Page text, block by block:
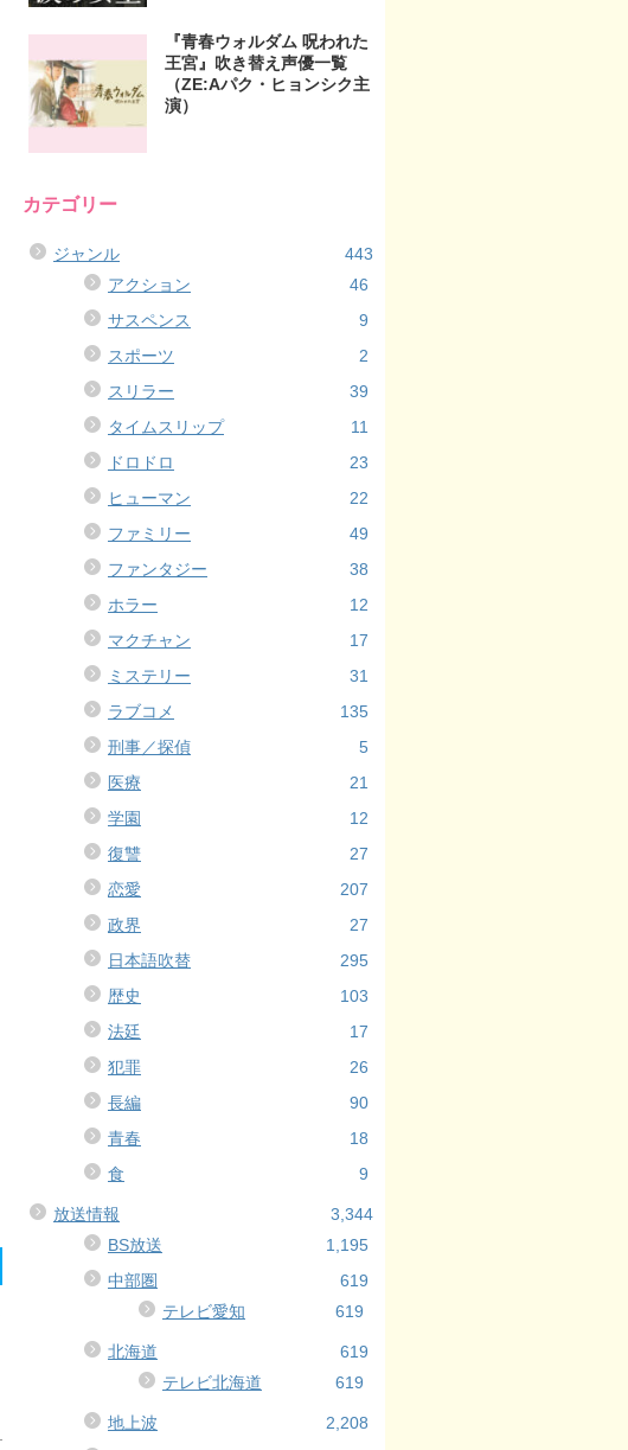
『青春ウォルダム 呪われた
王宮』吹き替え声優一覧
（ZE:Aパク・ヒョンシク主
演）
カテゴリー
ジャンル
443
アクション
46
サスペンス
9
スポーツ
2
スリラー
39
タイムスリップ
11
ドロドロ
23
ヒューマン
22
ファミリー
49
ファンタジー
38
ホラー
12
マクチャン
17
ミステリー
31
ラブコメ
135
刑事／探偵
5
医療
21
学園
12
復讐
27
恋愛
207
政界
27
日本語吹替
295
歴史
103
法廷
17
犯罪
26
長編
90
青春
18
食
9
放送情報
3,344
BS放送
1,195
中部圏
619
テレビ愛知
619
北海道
619
テレビ北海道
619
地上波
2,208